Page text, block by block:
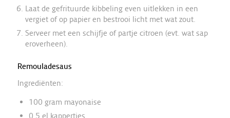
Laat de gefrituurde kibbeling even uitlekken in een
vergiet of op papier en bestrooi licht met wat zout.
Serveer met een schijfje of partje citroen (evt. wat sap
eroverheen).
Remouladesaus
Ingrediënten:
100 gram mayonaise
0,5 el kappertjes